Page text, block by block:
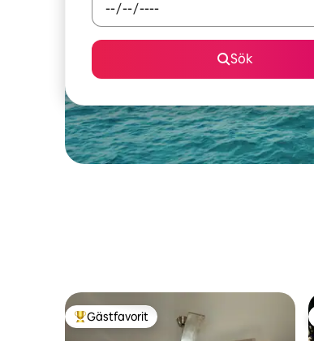
Sök
Populär gästfavorit
Gästfavorit